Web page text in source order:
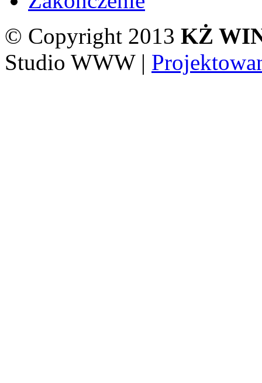
© Copyright 2013 KŻ
Studio WWW |